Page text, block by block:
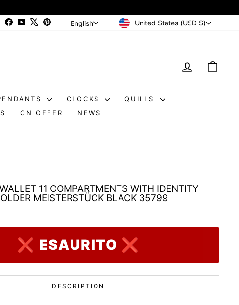
FacebookYouTube PinterestLANGUAGE
English CURRENCY
United States (USD $)
LOG IN
CLOCKS
QUILLS
ON OFFER NEWS
11 COMPARTMENTS WITH IDENTITY
MEISTERSTÜCK BLACK 35799
❌ ESAURITO ❌
DESCRIPTION